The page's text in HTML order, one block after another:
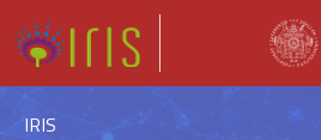
IRIS